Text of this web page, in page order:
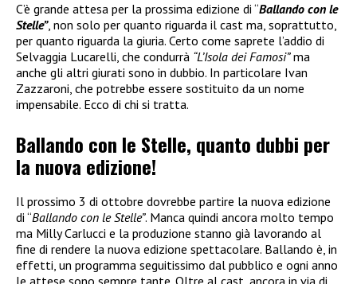
C’è grande attesa per la prossima edizione di “Ballando con le
Stelle”, non solo per quanto riguarda il cast ma, soprattutto,
per quanto riguarda la giuria. Certo come saprete l’addio di
Selvaggia Lucarelli, che condurrà “L’Isola dei Famosi”ma
anche gli altri giurati sono in dubbio. In particolare Ivan
Zazzaroni, che potrebbe essere sostituito da un nome
impensabile. Ecco di chi si tratta.
Ballando con le Stelle, quanto dubbi per
la nuova edizione!
Il prossimo 3 di ottobre dovrebbe partire la nuova edizione
di “Ballando con le Stelle”. Manca quindi ancora molto tempo
ma Milly Carlucci e la produzione stanno già lavorando al
fine di rendere la nuova edizione spettacolare. Ballando è, in
effetti, un programma seguitissimo dal pubblico e ogni anno